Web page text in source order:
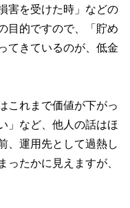
害を受けた時」などの
目的ですので、「貯め
てきているのが、低金
これまで価値が下がっ
」など、他人の話はほ
、運用先として過熱し
ったかに見えますが、